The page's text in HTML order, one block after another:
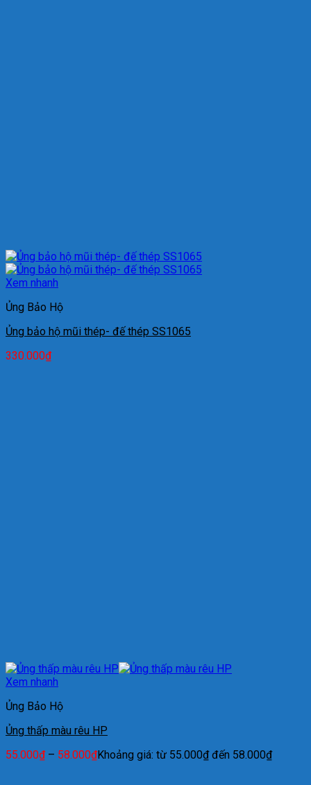
Xem nhanh
Ủng Bảo Hộ
Ủng bảo hộ mũi thép- đế thép SS1065
330.000₫
Xem nhanh
Ủng Bảo Hộ
Ủng thấp màu rêu HP
55.000₫ – 58.000₫Khoảng giá: từ 55.000₫ đến 58.000₫